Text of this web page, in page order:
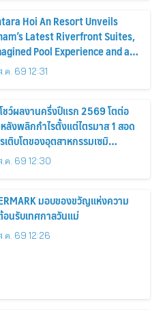
Hoi An Resort Unveils
Latest Riverfront Suites,
Pool Experience and a
New Dining Destination
.ค. 69 12:31
ชว์ผลงานครึ่งปีแรก 2569 โตต่อ
ลังพลิกกำไรตั้งแต่ไตรมาส 1 สอด
เติบโตของอุตสาหกรรมเซมิ
เตอร์
.ค. 69 12:30
มอบของขวัญแห่งความ
นรับเทศกาลวันแม่
.ค. 69 12:26